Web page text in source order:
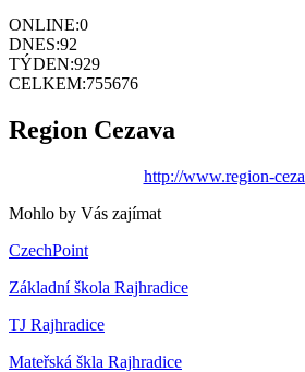
ONLINE:0
DNES:92
TÝDEN:929
CELKEM:755676
Region Cezava
http://www.region-
Mohlo by Vás zajímat
CzechPoint
Základní škola Rajhradice
TJ Rajhradice
Mateřská škla Rajhradice